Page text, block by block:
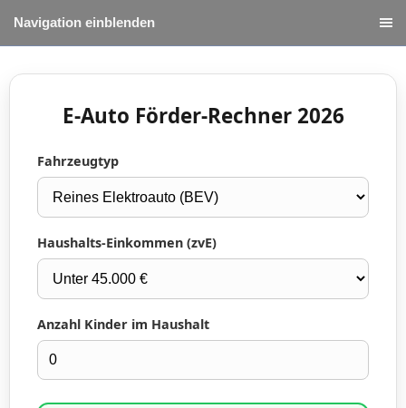
Navigation einblenden
E-Auto Förder-Rechner 2026
Fahrzeugtyp
Haushalts-Einkommen (zvE)
Anzahl Kinder im Haushalt